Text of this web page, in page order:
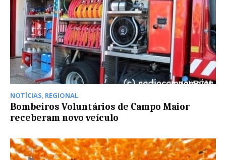
NOTÍCIAS, REGIONAL
Bombeiros Voluntários de Campo Maior
receberam novo veículo